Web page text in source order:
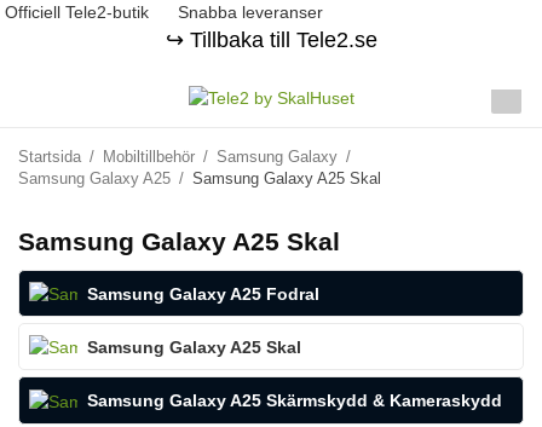
Officiell Tele2-butik Snabba leveranser
↪️ Tillbaka till Tele2.se
Startsida / Mobiltillbehör / Samsung Galaxy /
Samsung Galaxy A25 / Samsung Galaxy A25 Skal
Samsung Galaxy A25 Skal
Samsung Galaxy A25 Fodral
Samsung Galaxy A25 Skal
Samsung Galaxy A25 Skärmskydd & Kameraskydd